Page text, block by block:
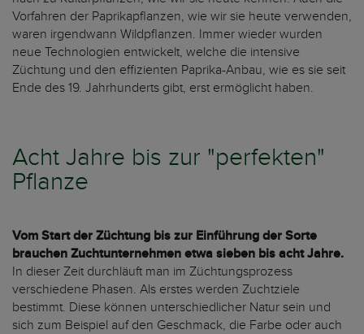
Vorfahren der Paprikapflanzen, wie wir sie heute verwenden,
waren irgendwann Wildpflanzen. Immer wieder wurden
neue Technologien entwickelt, welche die intensive
Züchtung und den effizienten Paprika-Anbau, wie es sie seit
Ende des 19. Jahrhunderts gibt, erst ermöglicht haben.
Acht Jahre bis zur "perfekten"
Pflanze
Vom Start der Züchtung bis zur Einführung der Sorte
brauchen Zuchtunternehmen etwa sieben bis acht Jahre.
In dieser Zeit durchläuft man im Züchtungsprozess
verschiedene Phasen. Als erstes werden Zuchtziele
bestimmt. Diese können unterschiedlicher Natur sein und
sich zum Beispiel auf den Geschmack, die Farbe oder auch